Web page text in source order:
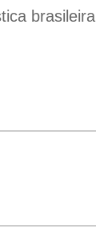
brasileira